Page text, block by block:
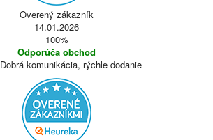
Overený zákazník
14.01.2026
100%
Odporúča obchod
Dobrá komunikácia, rýchle dodanie